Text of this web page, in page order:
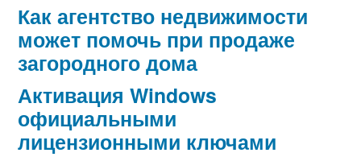
Как агентство недвижимости
может помочь при продаже
загородного дома
Активация Windows
официальными
лицензионными ключами